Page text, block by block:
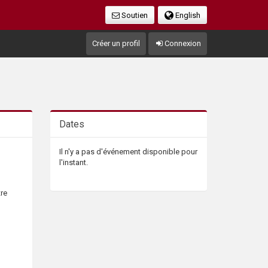
English
Soutien
Créer un profil Connexion
Dates
Il n'y a pas d'événement disponible pour
l'instant.